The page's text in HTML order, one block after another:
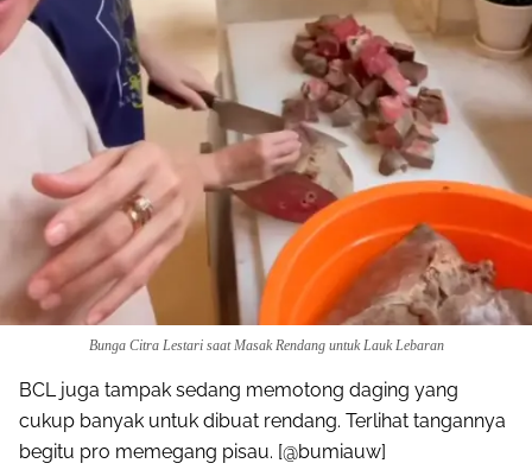
Bunga Citra Lestari saat Masak Rendang untuk Lauk Lebaran
BCL juga tampak sedang memotong daging yang
cukup banyak untuk dibuat rendang. Terlihat tangannya
begitu pro memegang pisau. [@bumiauw]